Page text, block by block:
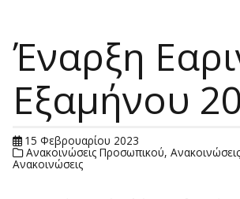
Έναρξη
Εξαμήνου
15 Φεβρουαρίου 2023
Ανακοινώσεις Προσωπικού,
Ανακοινώσεις